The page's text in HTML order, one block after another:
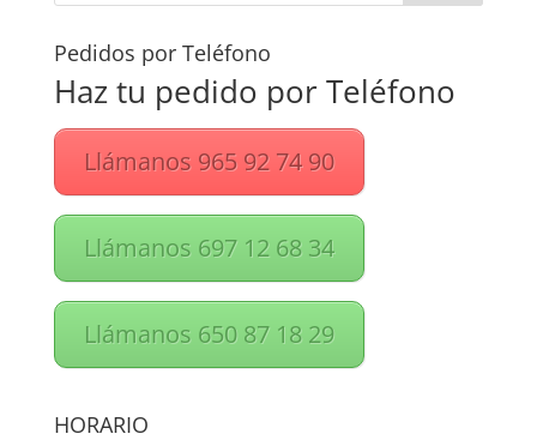
Pedidos por Teléfono
Haz tu pedido por Teléfono
Llámanos 965 92 74 90
Llámanos 697 12 68 34
Llámanos 650 87 18 29
HORARIO